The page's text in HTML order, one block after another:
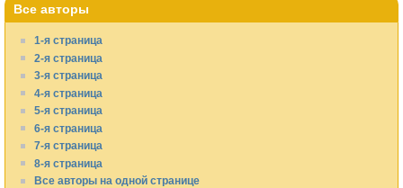
Все авторы
1-я страница
2-я страница
3-я страница
4-я страница
5-я страница
6-я страница
7-я страница
8-я страница
Все авторы на одной странице